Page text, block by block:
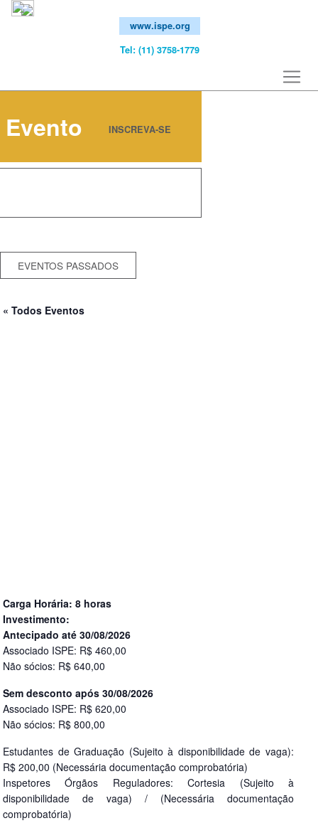
www.ispe.org
Tel: (11) 3758-1779
Evento INSCREVA-SE
EVENTOS PASSADOS
« Todos Eventos
Carga Horária: 8 horas
Investimento:
Antecipado até 30/08/2026
Associado ISPE: R$ 460,00
Não sócios: R$ 640,00
Sem desconto após 30/08/2026
Associado ISPE: R$ 620,00
Não sócios: R$ 800,00
Estudantes de Graduação (Sujeito à disponibilidade de vaga):
R$ 200,00 (Necessária documentação comprobatória)
Inspetores Órgãos Reguladores: Cortesia (Sujeito à
disponibilidade de vaga) / (Necessária documentação
comprobatória)
Close